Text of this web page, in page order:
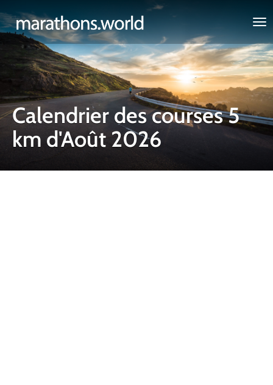
marathons.world
Calendrier des courses 5
km d'Août 2026